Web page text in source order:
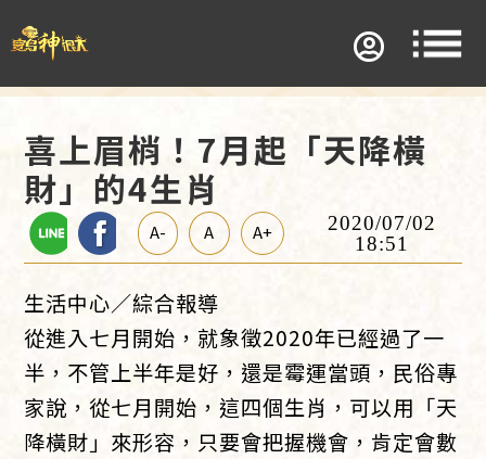
喜上眉梢！7月起「天降橫
財」的4生肖
A- A A+
2020/07/02
18:51
生活中心／綜合報導
從進入七月開始，就象徵2020年已經過了一
半，不管上半年是好，還是霉運當頭，民俗專
家說，從七月開始，這四個生肖，可以用「天
降橫財」來形容，只要會把握機會，肯定會數